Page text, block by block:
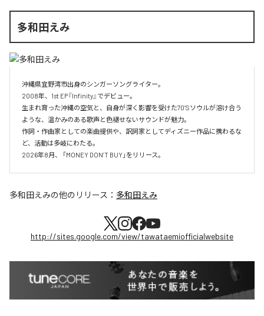
多和田えみ
沖縄県宜野湾市出身のシンガーソングライター。
2008年、1st EP『Infinity』でデビュー。
生まれ育った沖縄の空気と、自身が深く影響を受けた70’Sソウルが溶け合う
ような、温かみのある歌声と色褪せないサウンドが魅力。
作詞・作曲家としての楽曲提供や、訳詞家としてディズニー作品に携わるな
ど、活動は多岐にわたる。
2026年8月、 「MONEY DON’T BUY」をリリース。
多和田えみの他のリリース： 多和田えみ
http://sites.google.com/view/tawataemiofficialwebsite